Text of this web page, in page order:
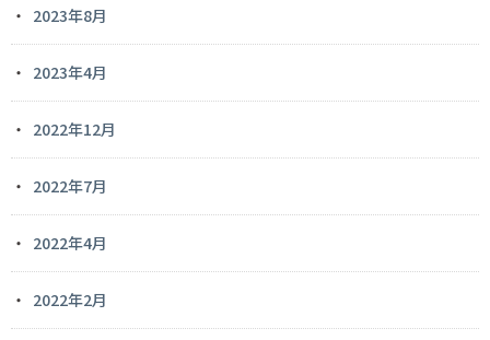
2023年8月
2023年4月
2022年12月
2022年7月
2022年4月
2022年2月